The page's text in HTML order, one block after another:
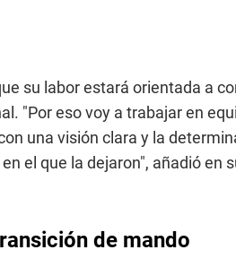
su labor estará orientada a
"Por eso voy a trabajar en
una visión clara y la
el que la dejaron", añadió en
de mando